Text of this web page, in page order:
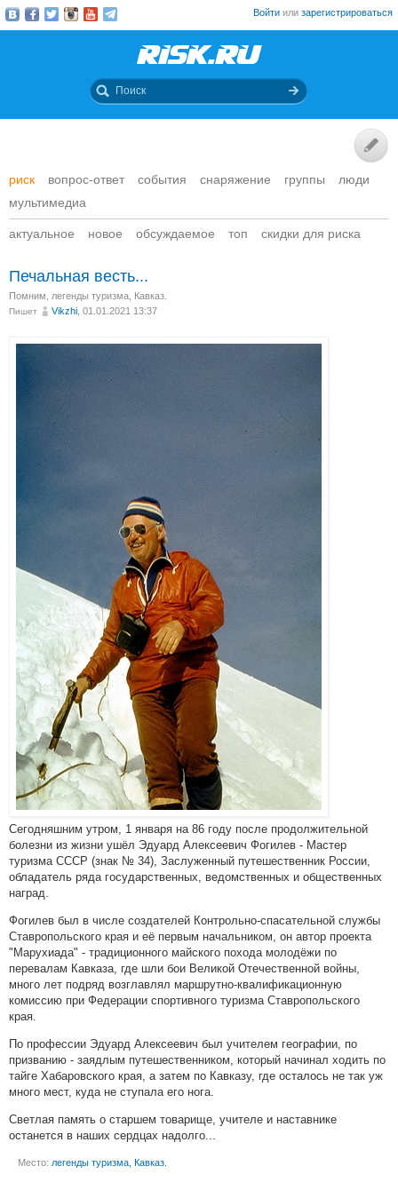
Войти или зарегистрироваться
риск вопрос-ответ события снаряжение группы
люди
мультимедиа
актуальное новое обсуждаемое топ скидки для риска
Печальная весть...
Помним легенды туризма, Кавказ.
Пишет Vikzhi , 01.01.2021 13:37
Сегодняшним утром, 1 января на 86 году после продолжительной
болезни из жизни ушёл Эдуард Алексеевич Фогилев - Мастер
туризма СССР (знак № 34), Заслуженный путешественник России,
обладатель ряда государственных, ведомственных и общественных
наград.
Фогилев был в числе создателей Контрольно-спасательной службы
Ставропольского края и её первым начальником, он автор проекта
"Марухиада" - традиционного майского похода молодёжи по
перевалам Кавказа, где шли бои Великой Отечественной войны,
много лет подряд возглавлял маршрутно-квалификационную
комиссию при Федерации спортивного туризма Ставропольского
края.
По профессии Эдуард Алексеевич был учителем географии, по
призванию - заядлым путешественником, который начинал ходить по
тайге Хабаровского края, а затем по Кавказу, где осталось не так уж
много мест, куда не ступала его нога.
Светлая память о старшем товарище, учителе и наставнике
останется в наших сердцах надолго...
Место: легенды туризма, Кавказ.